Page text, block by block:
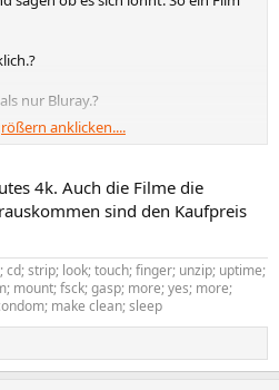
nur Bluray.?
ist es nicht doll.?
anklicken....
4k. Auch die Filme die
sind den Kaufpreis
strip; look; touch; finger; unzip; uptime;
mount; fsck; gasp; more; yes; more;
make clean; sleep